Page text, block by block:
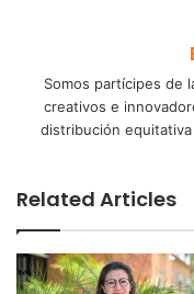
Somos partícipes de
creativos e
distribución
Related Articles